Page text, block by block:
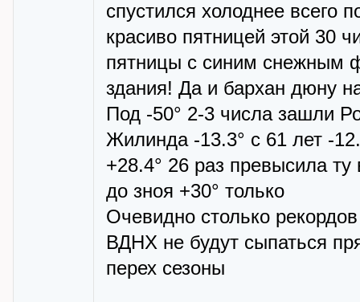
спустился холоднее всего
красиво пятницей этой 30
пятницы с синим снежным
здания! Да и бархан дюну
Под -50° 2-3 числа зашли
Жилинда -13.3° с 61 лет -
+28.4° 26 раз превысила
до зноя +30° только
Очевидно столько
ВДНХ не будут сыпаться
перех сезоны